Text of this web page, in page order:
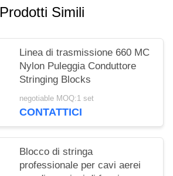
Prodotti Simili
Linea di trasmissione 660 MC
Nylon Puleggia Conduttore
Stringing Blocks
negotiable MOQ:1 set
CONTATTICI
Blocco di stringa
professionale per cavi aerei